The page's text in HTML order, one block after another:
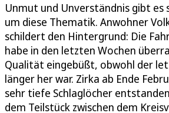
Unmut und Unverständnis gibt es
um diese Thematik. Anwohner
schildert den Hintergrund: Die
habe in den letzten Wochen
Qualität eingebüßt, obwohl der
länger her war. Zirka ab Ende
sehr tiefe Schlaglöcher
dem Teilstück zwischen dem